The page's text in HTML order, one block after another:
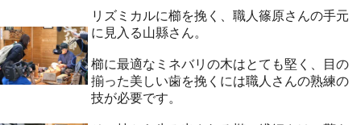
リズミカルに櫛を挽く、職人篠原さんの手元
に見入る山縣さん。
櫛に最適なミネバリの木はとても堅く、目の
揃った美しい歯を挽くには職人さんの熟練の
技が必要です。